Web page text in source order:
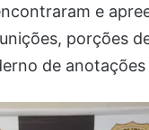
e
porções
de anotações